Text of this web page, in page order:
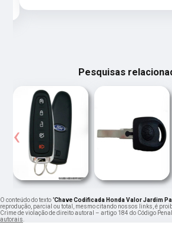
Pesquisas
‹
O conteúdo do texto "Chave Codificada Honda Valor Jardim
reprodução, parcial ou total, mesmo citando nossos links, é
Crime de violação de direito autoral – artigo 184 do Código
autorais